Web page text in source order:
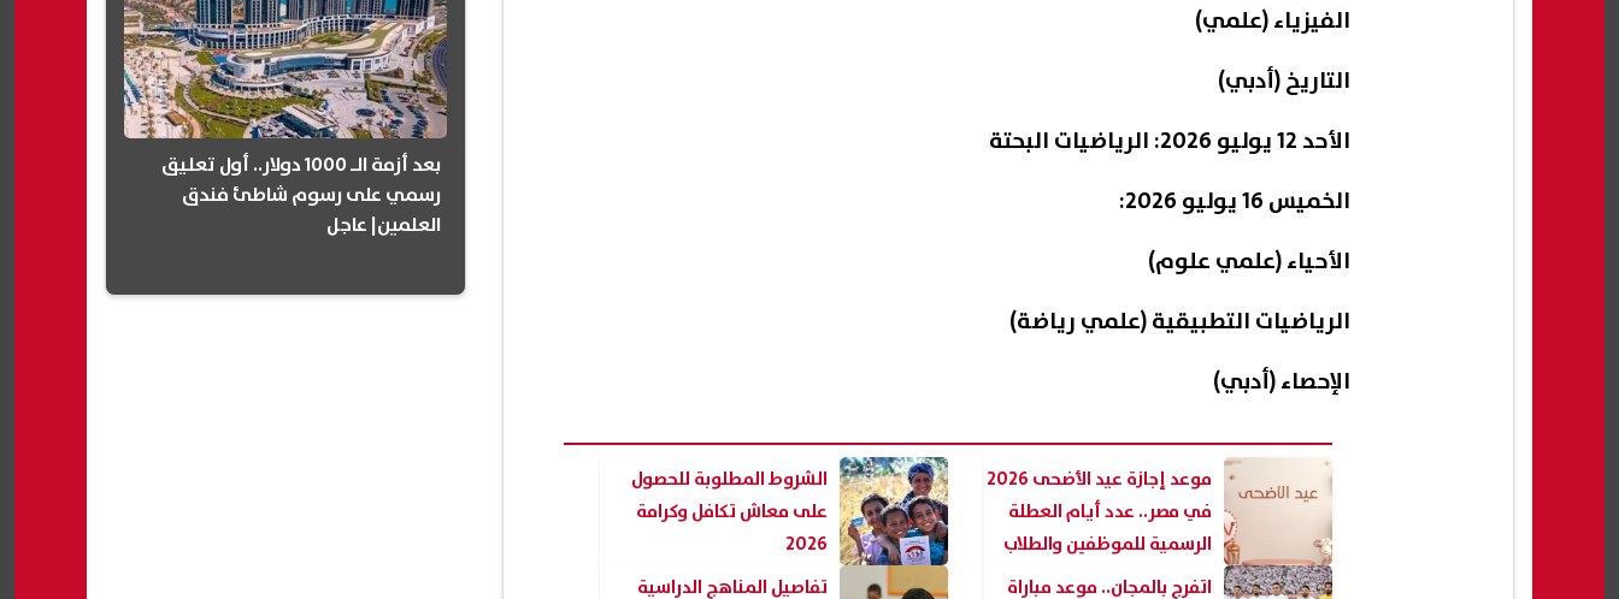
الفيزياء (علمي)
التاريخ (أدبي)
الأحد 12 يوليو 2026: الرياضيات البحتة
الخميس 16 يوليو 2026:
الأحياء (علمي علوم)
الرياضيات التطبيقية (علمي رياضة)
الإحصاء (أدبي)
موعد إجازة عيد الأضحى 2026
في مصر.. عدد أيام العطلة
الرسمية للموظفين والطلاب
الشروط المطلوبة للحصول
على معاش تكافل وكرامة
2026
اتفرج بالمجان.. موعد مباراة
تفاصيل المناهج الدراسية
بعد أزمة الـ 1000 دولار.. أول تعليق
رسمي على رسوم شاطئ فندق
العلمين| عاجل